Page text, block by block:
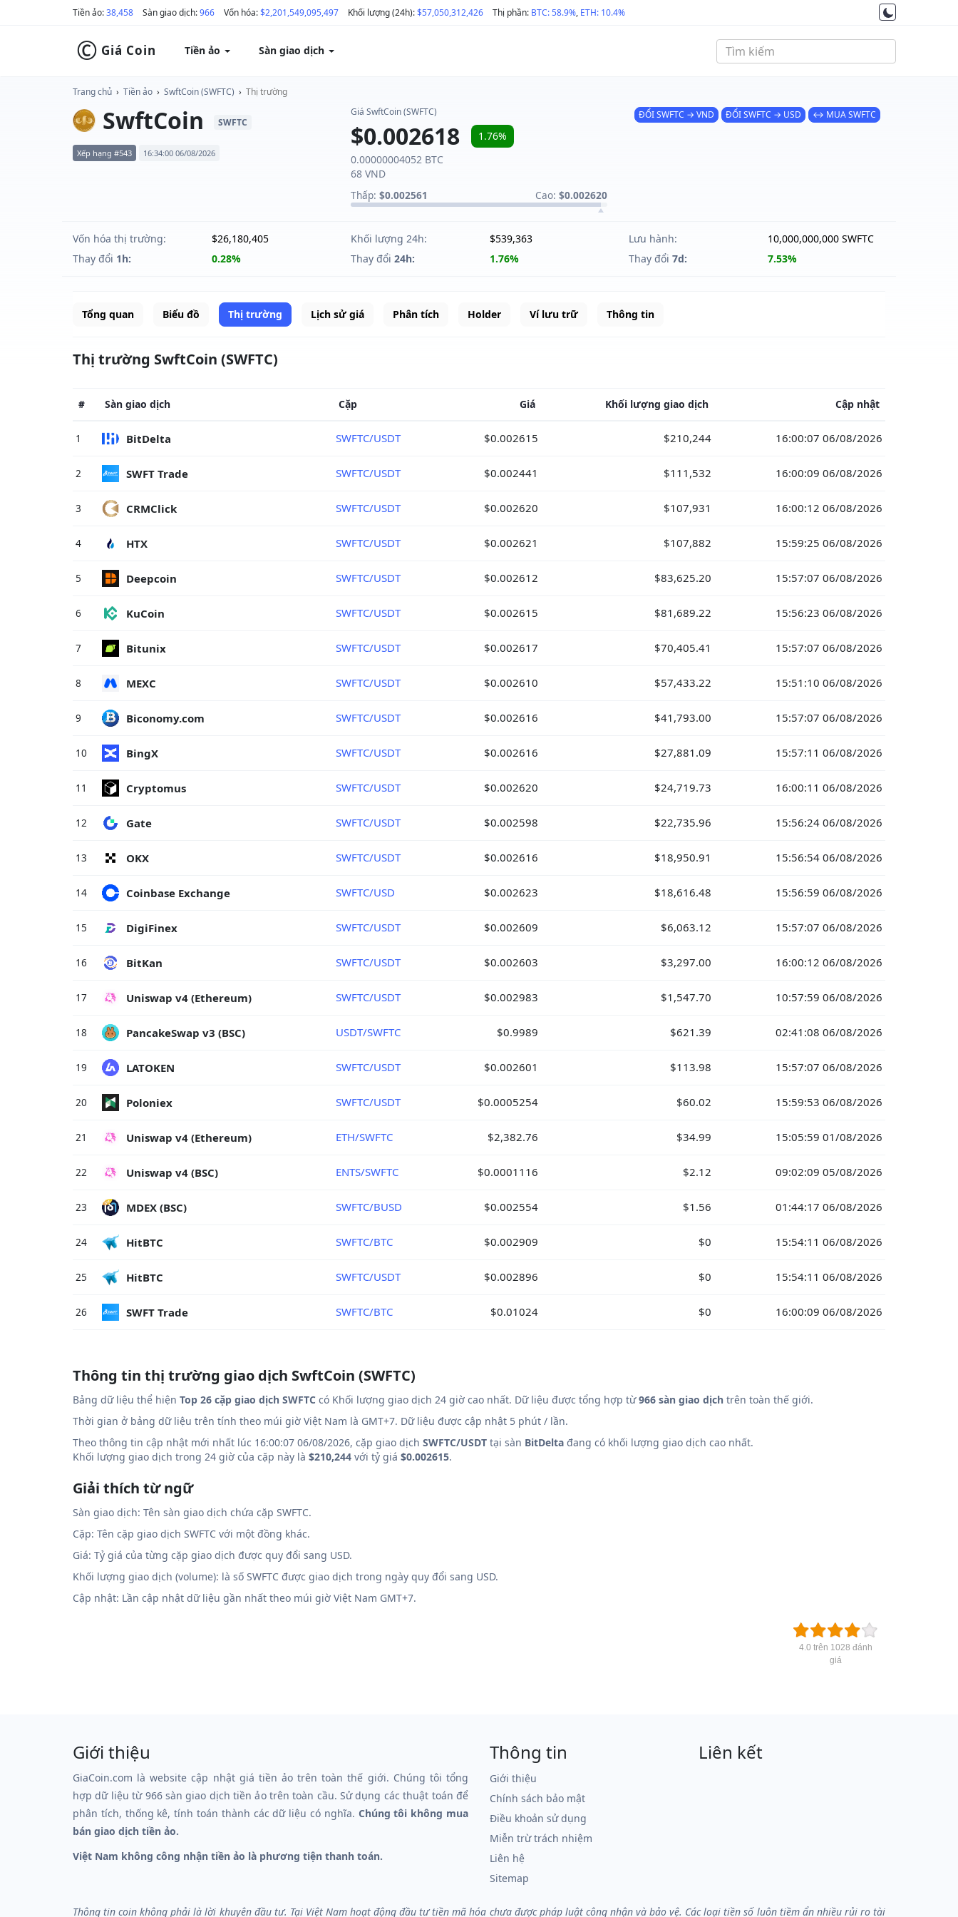
Tiền ảo:38,458 Sàn giao dịch:966 Vốn hóa:$2,201,549,095,497 Khối lượng (24h):$57,050,312,426 Thị phần: BTC: 58.9%, ETH: 10.4%
© Giá Coin Tiền ảo Sàn giao dịch
Trang chủ › Tiền ảo › SwftCoin (SWFTC) › Thị trường
SwftCoin SWFTC
Xếp hạng #543 16:34:00 06/08/2026
Giá SwftCoin (SWFTC)
$0.002618
1.76%
0.00000004052 BTC
68 VND
Thấp: $0.002561 Cao: $0.002620
ĐỔI SWFTC → VND ĐỔI SWFTC → USD ↔ MUA SWFTC
Vốn hóa thị trường: $26,180,405 Khối lượng 24h: $539,363 Lưu hành:
10,000,000,000 SWFTC
Thay đổi 1h: 0.28% Thay đổi 24h: 1.76% Thay đổi 7d: 7.53%
Tổng quan Biểu đồ Thị trường Lịch sử giá Phân tích Holder Ví lưu trữ Thông tin
Thị trường SwftCoin (SWFTC)
# Sàn giao dịch Cặp Giá Khối lượng giao dịch Cập nhật
1 BitDelta SWFTC/USDT $0.002615 $210,244 16:00:07 06/08/2026
2 SWFT Trade SWFTC/USDT $0.002441 $111,532 16:00:09 06/08/2026
3 CRMClick SWFTC/USDT $0.002620 $107,931 16:00:12 06/08/2026
4 HTX SWFTC/USDT $0.002621 $107,882 15:59:25 06/08/2026
5 Deepcoin SWFTC/USDT $0.002612 $83,625.20 15:57:07 06/08/2026
6 KuCoin SWFTC/USDT $0.002615 $81,689.22 15:56:23 06/08/2026
7 Bitunix SWFTC/USDT $0.002617 $70,405.41 15:57:07 06/08/2026
8 MEXC SWFTC/USDT $0.002610 $57,433.22 15:51:10 06/08/2026
9 Biconomy.com SWFTC/USDT $0.002616 $41,793.00 15:57:07 06/08/2026
10 BingX SWFTC/USDT $0.002616 $27,881.09 15:57:11 06/08/2026
11 Cryptomus SWFTC/USDT $0.002620 $24,719.73 16:00:11 06/08/2026
12 Gate SWFTC/USDT $0.002598 $22,735.96 15:56:24 06/08/2026
13 OKX SWFTC/USDT $0.002616 $18,950.91 15:56:54 06/08/2026
14 Coinbase Exchange SWFTC/USD $0.002623 $18,616.48 15:56:59 06/08/2026
15 DigiFinex SWFTC/USDT $0.002609 $6,063.12 15:57:07 06/08/2026
16 BitKan SWFTC/USDT $0.002603 $3,297.00 16:00:12 06/08/2026
17 Uniswap v4 (Ethereum) SWFTC/USDT $0.002983 $1,547.70 10:57:59 06/08/2026
18 PancakeSwap v3 (BSC) USDT/SWFTC $0.9989 $621.39 02:41:08 06/08/2026
19 LATOKEN SWFTC/USDT $0.002601 $113.98 15:57:07 06/08/2026
20 Poloniex SWFTC/USDT $0.0005254 $60.02 15:59:53 06/08/2026
21 Uniswap v4 (Ethereum) ETH/SWFTC $2,382.76 $34.99 15:05:59 01/08/2026
22 Uniswap v4 (BSC) ENTS/SWFTC $0.0001116 $2.12 09:02:09 05/08/2026
23 MDEX (BSC) SWFTC/BUSD $0.002554 $1.56 01:44:17 06/08/2026
24 HitBTC SWFTC/BTC $0.002909 $0 15:54:11 06/08/2026
25 HitBTC SWFTC/USDT $0.002896 $0 15:54:11 06/08/2026
26 SWFT Trade SWFTC/BTC $0.01024 $0 16:00:09 06/08/2026
Thông tin thị trường giao dịch SwftCoin (SWFTC)
Bảng dữ liệu thể hiện Top 26 cặp giao dịch SWFTC có Khối lượng giao dịch 24 giờ cao nhất. Dữ liệu được tổng hợp từ966 sàn giao dịch trên toàn thế giới.
Thời gian ở bảng dữ liệu trên tính theo múi giờ Việt Nam là GMT+7. Dữ liệu được cập nhật 5 phút / lần.
Theo thông tin cập nhật mới nhất lúc 16:00:07 06/08/2026, cặp giao dịch SWFTC/USDT tại sàn BitDelta đang có khối lượng giao dịch cao nhất.
Khối lượng giao dịch trong 24 giờ của cặp này là $210,244 với tỷ giá $0.002615.
Giải thích từ ngữ
Sàn giao dịch: Tên sàn giao dịch chứa cặp SWFTC.
Cặp: Tên cặp giao dịch SWFTC với một đồng khác.
Giá: Tỷ giá của từng cặp giao dịch được quy đổi sang USD.
Khối lượng giao dịch (volume): là số SWFTC được giao dịch trong ngày quy đổi sang USD.
Cập nhật: Lần cập nhật dữ liệu gần nhất theo múi giờ Việt Nam GMT+7.
4.0 trên 1028 đánh
giá
Giới thiệu
GiaCoin.com là website cập nhật giá tiền ảo trên toàn thế giới. Chúng tôi tổng
hợp dữ liệu từ 966 sàn giao dịch tiền ảo trên toàn cầu. Sử dụng các thuật toán để
phân tích, thống kê, tính toán thành các dữ liệu có nghĩa. Chúng tôi không mua
bán giao dịch tiền ảo.
Việt Nam không công nhận tiền ảo là phương tiện thanh toán.
Thông tin
Giới thiệu
Chính sách bảo mật
Điều khoản sử dụng
Miễn trừ trách nhiệm
Liên hệ
Sitemap
Liên kết
Thông tin coin không phải là lời khuyên đầu tư. Tại Việt Nam hoạt động đầu tư tiền mã hóa chưa được pháp luật công nhận và bảo vệ. Các loại tiền số luôn tiềm ẩn nhiều rủi ro tài